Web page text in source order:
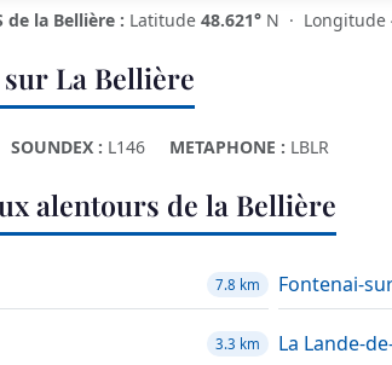
de la Bellière : Latitude 48.621° N · Longitude
La Bellière
SOUNDEX : L146 METAPHONE : LBLR
alentours de la Bellière
7.8 km Fontenai-
3.3 km La Lande-